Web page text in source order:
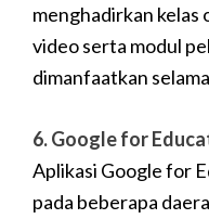
menghadirkan kelas
video serta modul
dimanfaatkan
6. Google for
Aplikasi Google for
pada beberapa